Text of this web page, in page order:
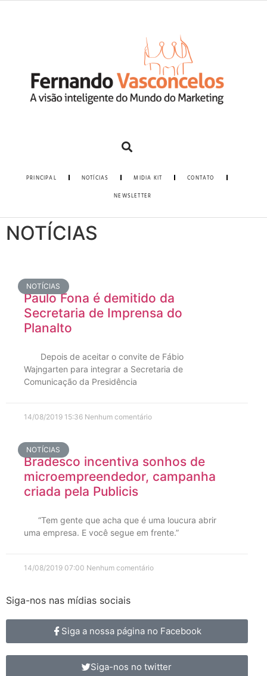
PRINCIPAL NOTÍCIAS MIDIA KIT CONTATO
NEWSLETTER
NOTÍCIAS
NOTÍCIAS
Paulo Fona é demitido da
Secretaria de Imprensa do
Planalto
Depois de aceitar o convite de Fábio
Wajngarten para integrar a Secretaria de
Comunicação da Presidência
14/08/2019 15:36 Nenhum comentário
NOTÍCIAS
Bradesco incentiva sonhos de
microempreendedor, campanha
criada pela Publicis
“Tem gente que acha que é uma loucura abrir
uma empresa. E você segue em frente.”
14/08/2019 07:00 Nenhum comentário
Siga-nos nas mídias sociais
Siga a nossa página no Facebook
Siga-nos no twitter